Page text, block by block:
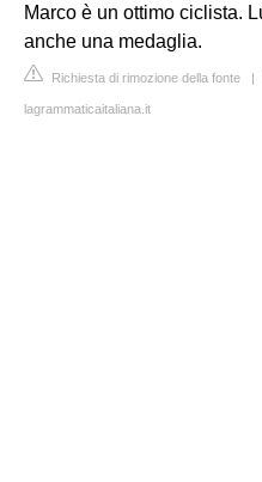
Marco è un ottimo ciclista.
anche una medaglia.
Richiesta di rimozione della fonte |
lagrammaticaitaliana.it